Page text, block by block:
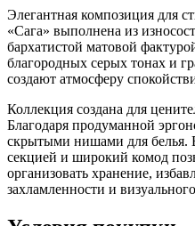
Элегантная композиция для
«Сага» выполнена из
бархатистой матовой
благородных серых тонах и
создают атмосферу
Коллекция создана для
Благодаря продуманной
скрытыми нишами для белья.
секцией и широкий комод
организовать хранение,
захламленности и